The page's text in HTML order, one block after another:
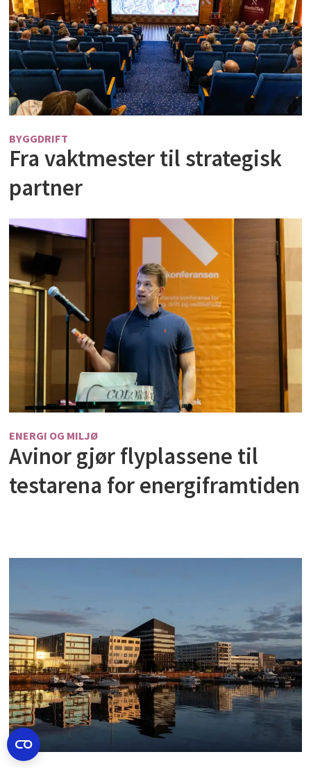
BYGGDRIFT
Fra vaktmester til strategisk
partner
ENERGI OG MILJØ
Avinor gjør flyplassene til
testarena for energiframtiden